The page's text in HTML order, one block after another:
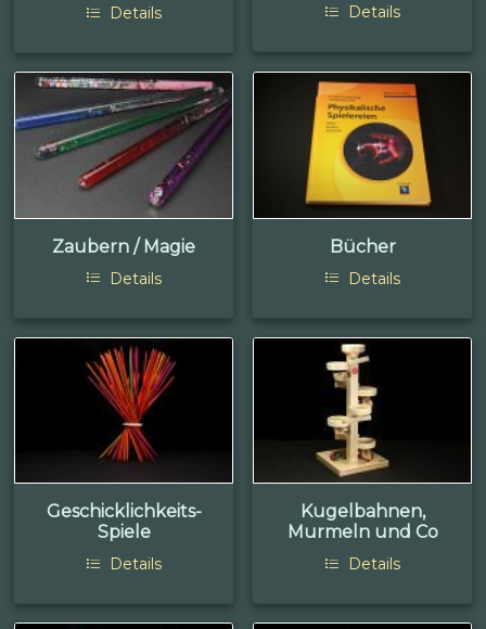
Details Details
Zaubern / Magie
Details
Bücher
Details
Geschicklichkeits-
Spiele
Details
Kugelbahnen,
Murmeln und Co
Details